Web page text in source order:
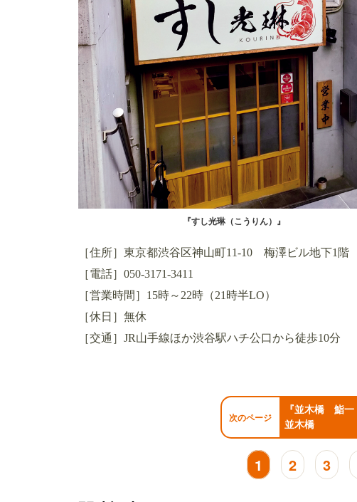
『すし光琳（こうりん）』
［住所］東京都渋谷区神山町11-10 梅澤ビル地下1階
［電話］050-3171-3411
［営業時間］15時～22時（21時半LO）
［休日］無休
［交通］JR山手線ほか渋谷駅ハチ公口から徒歩10分
次のページ
『並木橋 鮨一
並木橋
1 2 3